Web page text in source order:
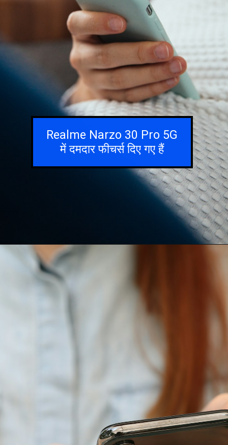
Realme Narzo 30 Pro 5G
में दमदार फीचर्स दिए गए हैं